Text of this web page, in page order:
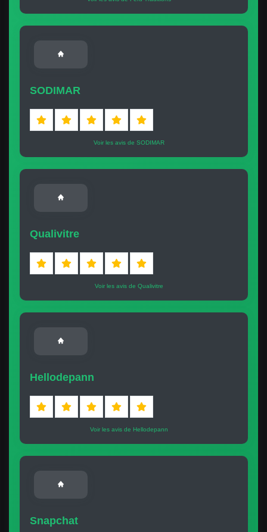
SODIMAR
Voir les avis de SODIMAR
Qualivitre
Voir les avis de Qualivitre
Hellodepann
Voir les avis de Hellodepann
Snapchat